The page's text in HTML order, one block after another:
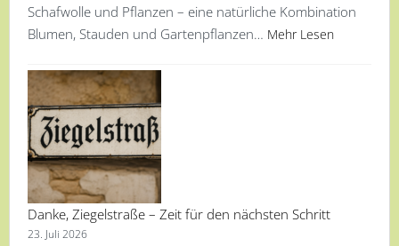
Schafwolle und Pflanzen – eine natürliche Kombination
Blumen, Stauden und Gartenpflanzen… Mehr Lesen
Danke, Ziegelstraße – Zeit für den nächsten Schritt
23. Juli 2026